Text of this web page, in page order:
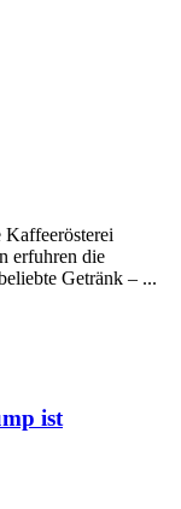
erfuhren die
Getränk – ...
ist